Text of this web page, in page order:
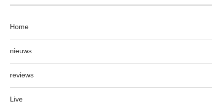
Home
nieuws
reviews
Live